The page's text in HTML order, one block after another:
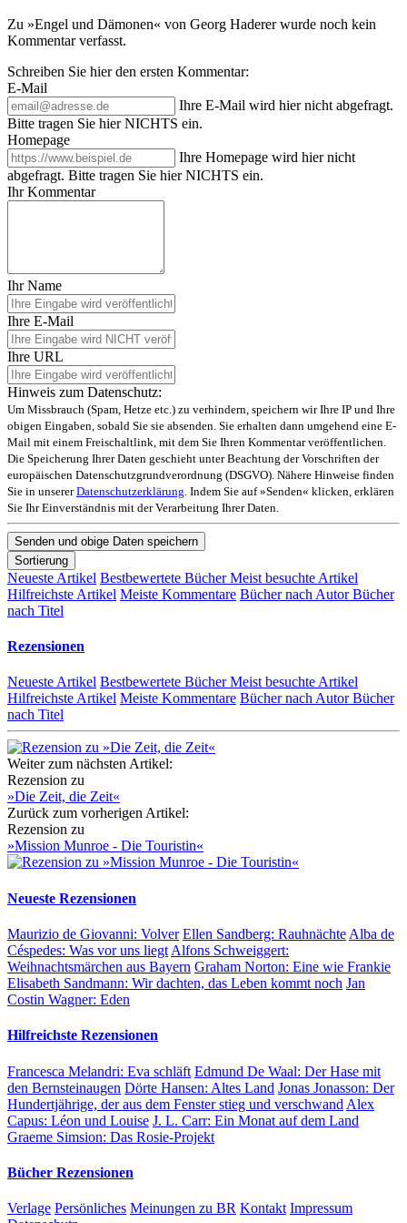
Zu »Engel und Dämonen« von Georg Haderer wurde noch kein
Kommentar verfasst.
Schreiben Sie hier den ersten Kommentar:
E-Mail
Ihre E-Mail wird hier nicht abgefragt.
Bitte tragen Sie hier NICHTS ein.
Homepage
Ihre Homepage wird hier nicht
abgefragt. Bitte tragen Sie hier NICHTS ein.
Ihr Kommentar
Ihr Name
Ihre E-Mail
Ihre URL
Hinweis zum Datenschutz:
Um Missbrauch (Spam, Hetze etc.) zu verhindern, speichern wir Ihre IP und Ihre
obigen Eingaben, sobald Sie sie absenden. Sie erhalten dann umgehend eine E-
Mail mit einem Freischaltlink, mit dem Sie Ihren Kommentar veröffentlichen.
Die Speicherung Ihrer Daten geschieht unter Beachtung der Vorschriften der
europäischen Datenschutzgrundverordnung (DSGVO). Nähere Hinweise finden
Sie in unsererDatenschutzerklärung . Indem Sie auf »Senden« klicken, erklären
Sie Ihr Einverständnis mit der Verarbeitung Ihrer Daten.
Sortierung
Neueste Artikel Bestbewertete BücherMeist besuchte Artikel
Hilfreichste Artikel Meiste Kommentare Bücher nach AutorBücher
nach Titel
Rezensionen
Neueste Artikel Bestbewertete BücherMeist besuchte Artikel
Hilfreichste Artikel Meiste Kommentare Bücher nach AutorBücher
nach Titel
Weiter zum nächsten Artikel:
Rezension zu
»Die Zeit, die Zeit«
Zurück zum vorherigen Artikel:
Rezension zu
»Mission Munroe - Die Touristin«
Neueste Rezensionen
Maurizio de Giovanni: Volver Ellen Sandberg: Rauhnächte Alba de
Céspedes: Was vor uns liegt Alfons Schweiggert:
Weihnachtsmärchen aus Bayern Graham Norton: Eine wie Frankie
Elisabeth Sandmann: Wir dachten, das Leben kommt noch Jan
Costin Wagner: Eden
Hilfreichste Rezensionen
Francesca Melandri: Eva schläft Edmund De Waal: Der Hase mit
den Bernsteinaugen Dörte Hansen: Altes Land Jonas Jonasson: Der
Hundertjährige, der aus dem Fenster stieg und verschwand Alex
Capus: Léon und Louise J. L. Carr: Ein Monat auf dem Land
Graeme Simsion: Das Rosie-Projekt
Bücher Rezensionen
Verlage Persönliches Meinungen zu BR Kontakt Impressum